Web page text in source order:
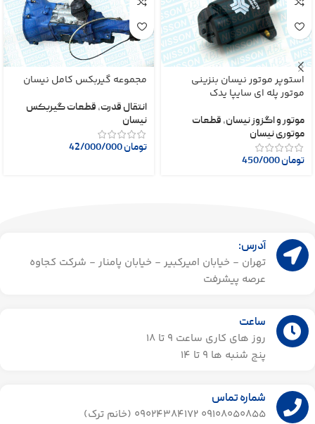
استوپر موتور نیسان بنزینی
موتور پله ای سایپا یدک
موتور و اگزوز نیسان, قطعات
موتوری نیسان
تومان
مجموعه گیربکس کامل نیسان
انتقال قدرت, قطعات گیربکس
نیسان
تومان
آدرس:
تهران - خیابان امیرکبیر - خیابان پامنار - شرکت کجاوه
عرصه پیشرفت
ساعت
روز های کاری ساعت ۹ تا 18
پنج شنبه ها 9 تا 14​
شماره تماس
09108050855 09024384172 (خانم ترک)